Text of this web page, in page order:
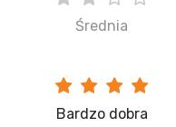
Średnia
Bardzo dobra